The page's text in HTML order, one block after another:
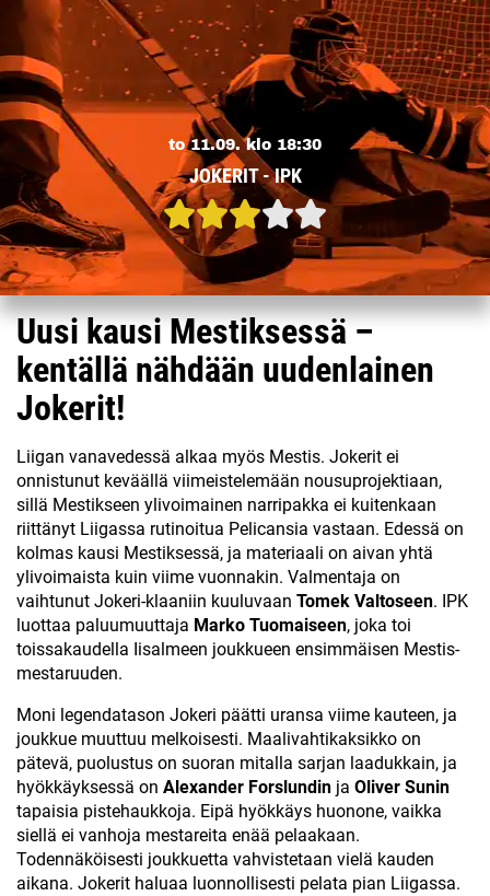
to 11.09. klo 18:30
JOKERIT - IPK
Uusi kausi Mestiksessä –
kentällä nähdään uudenlainen
Jokerit!
Liigan vanavedessä alkaa myös Mestis. Jokerit ei
onnistunut keväällä viimeistelemään nousuprojektiaan,
sillä Mestikseen ylivoimainen narripakka ei kuitenkaan
riittänyt Liigassa rutinoitua Pelicansia vastaan. Edessä on
kolmas kausi Mestiksessä, ja materiaali on aivan yhtä
ylivoimaista kuin viime vuonnakin. Valmentaja on
vaihtunut Jokeri-klaaniin kuuluvaan Tomek Valtoseen. IPK
luottaa paluumuuttaja Marko Tuomaiseen, joka toi
toissakaudella Iisalmeen joukkueen ensimmäisen Mestis-
mestaruuden.
Moni legendatason Jokeri päätti uransa viime kauteen, ja
joukkue muuttuu melkoisesti. Maalivahtikaksikko on
pätevä, puolustus on suoran mitalla sarjan laadukkain, ja
hyökkäyksessä on Alexander Forslundin ja Oliver Sunin
tapaisia pistehaukkoja. Eipä hyökkäys huonone, vaikka
siellä ei vanhoja mestareita enää pelaakaan.
Todennäköisesti joukkuetta vahvistetaan vielä kauden
aikana. Jokerit haluaa luonnollisesti pelata pian Liigassa.